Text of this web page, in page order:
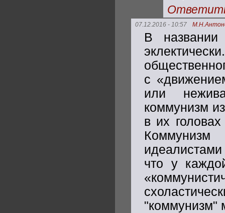
07.12.2016 - 10:57
В
с
или
коммунизм
в их
что у
"коммунизм"